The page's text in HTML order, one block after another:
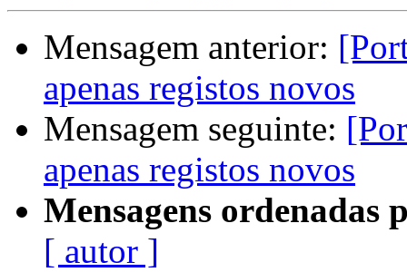
Mensagem anterior:
apenas registos novos
Mensagem seguinte:
apenas registos novos
Mensagens ordenadas
[ autor ]